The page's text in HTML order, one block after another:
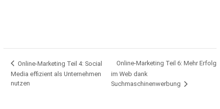
Online-Marketing Teil 4: Social
Media effizient als Unternehmen
nutzen
Online-Marketing Teil 6: Mehr Erfolg
im Web dank
Suchmaschinenwerbung